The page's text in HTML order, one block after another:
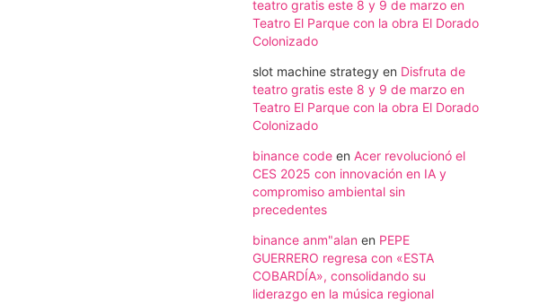
teatro gratis este 8 y 9 de marzo en
Teatro El Parque con la obra El Dorado
Colonizado
slot machine strategy en Disfruta de
teatro gratis este 8 y 9 de marzo en
Teatro El Parque con la obra El Dorado
Colonizado
binance code en Acer revolucionó el
CES 2025 con innovación en IA y
compromiso ambiental sin
precedentes
binance anm"alan en PEPE
GUERRERO regresa con «ESTA
COBARDÍA», consolidando su
liderazgo en la música regional